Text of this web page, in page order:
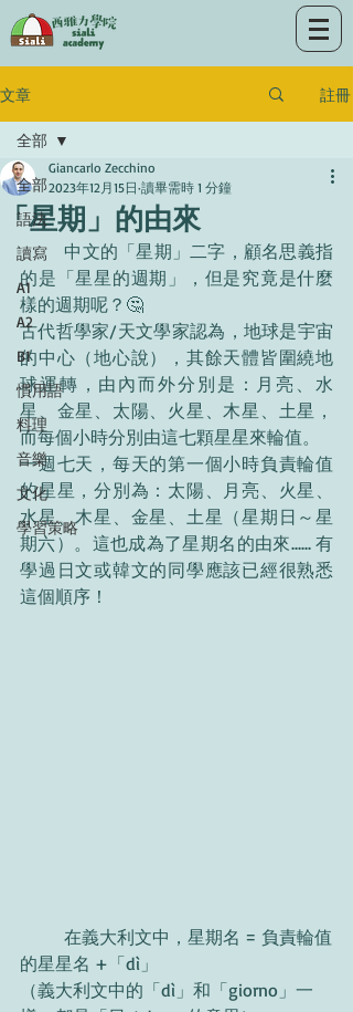
文章 註冊
全部
語法
讀寫
A1
A2
B1
慣用語
料理
音樂
文化
學習策略
全部
「星期」的由來
Giancarlo Zecchino
2023年12月15日 讀畢需時 1 分鐘
	中文的「星期」二字，顧名思義指
的是「星星的週期」，但是究竟是什麼
樣的週期呢？🤔
古代哲學家/天文學家認為，地球是宇宙
的中心（地心說），其餘天體皆圍繞地
球運轉，由內而外分別是：月亮、水
星、金星、太陽、火星、木星、土星，
而每個小時分別由這七顆星星來輪值。
一週七天，每天的第一個小時負責輪值
的星星，分別為：太陽、月亮、火星、
水星、木星、金星、土星（星期日～星
期六）。這也成為了星期名的由來...... 有
學過日文或韓文的同學應該已經很熟悉
這個順序！
的星星名 +「dì」
（義大利文中的「dì」和「giorno」一